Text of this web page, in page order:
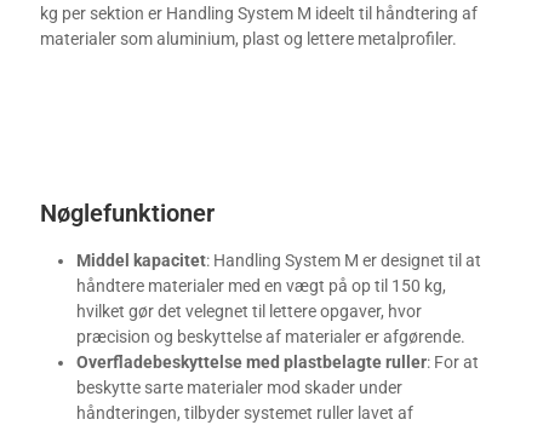
kg per sektion er Handling System M ideelt til håndtering af
materialer som aluminium, plast og lettere metalprofiler.
Nøglefunktioner
Middel kapacitet: Handling System M er designet til at
håndtere materialer med en vægt på op til 150 kg,
hvilket gør det velegnet til lettere opgaver, hvor
præcision og beskyttelse af materialer er afgørende.
Overfladebeskyttelse med plastbelagte ruller: For at
beskytte sarte materialer mod skader under
håndteringen, tilbyder systemet ruller lavet af